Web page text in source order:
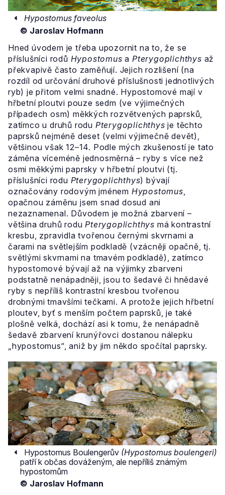
Hypostomus faveolus
© Jaroslav Hofmann
Hned úvodem je třeba upozornit na to, že se
příslušníci rodů Hypostomus aPterygoplichthys až
překvapivě často zaměňují. Jejich rozlišení (na
rozdíl od určování druhové příslušnosti jednotlivých
ryb) je přitom velmi snadné. Hypostomové mají v
hřbetní ploutvi pouze sedm (ve výjimečných
případech osm) měkkých rozvětvených paprsků,
zatímco u druhů rodu Pterygoplichthysje těchto
paprsků nejméně deset (velmi výjimečně devět),
většinou však 12–14. Podle mých zkušeností je tato
záměna víceméně jednosměrná – ryby s více než
osmi měkkými paprsky v hřbetní ploutvi (tj.
příslušníci rodu Pterygoplichthys) bývají
označovány rodovým jménem Hypostomus
opačnou záměnu jsem snad dosud ani
nezaznamenal. Důvodem je možná zbarvení –
většina druhů roduPterygoplichthys má kontrastní
kresbu, zpravidla tvořenou černými skvrnami a
čarami na světlejším podkladě (vzácněji opačně, tj.
světlými skvrnami na tmavém podkladě), zatímco
hypostomové bývají až na výjimky zbarveni
podstatně nenápadněji, jsou to šedavé či hnědavé
ryby s nepříliš kontrastní kresbou tvořenou
drobnými tmavšími tečkami. A protože jejich hřbetní
ploutev, byť s menším počtem paprsků, je také
plošně velká, dochází asi k tomu, že nenápadně
šedavě zbarvení krunýřovci dostanou nálepku
„hypostomus“, aniž by jim někdo spočítal paprsky.
Hypostomus Boulengerův (Hypostomus boulengeri)
patří k občas dováženým, ale nepříliš známým
hypostomům
© Jaroslav Hofmann